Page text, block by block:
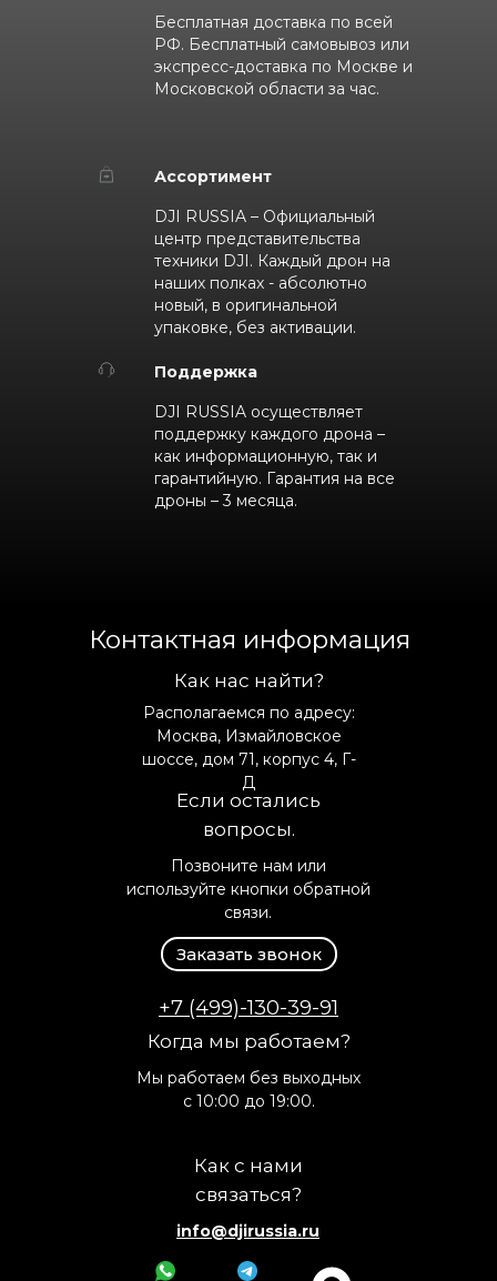
Бесплатная доставка по всей
РФ. Бесплатный самовывоз или
экспресс-доставка по Москве и
Московской области за час.
Ассортимент
DJI RUSSIA – Официальный
центр представительства
техники DJI. Каждый дрон на
наших полках - абсолютно
новый, в оригинальной
упаковке, без активации.
Поддержка
DJI RUSSIA осуществляет
поддержку каждого дрона –
как информационную, так и
гарантийную. Гарантия на все
дроны – 3 месяца.
Как нас найти?
Когда мы работаем?
Если остались
вопросы.
Как с нами
связаться?
Располагаемся по адресу:
Москва, Измайловское
шоссе, дом 71, корпус 4, Г-
Д
Мы работаем без выходных
с 10:00 до 19:00.
Позвоните нам или
используйте кнопки обратной
связи.
+7 (499)-130-39-91
info@djirussia.ru
Заказать звонок
Контактная информация